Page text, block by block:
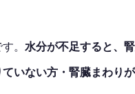
。 水分が不足すると、
いない方・腎臓まわり